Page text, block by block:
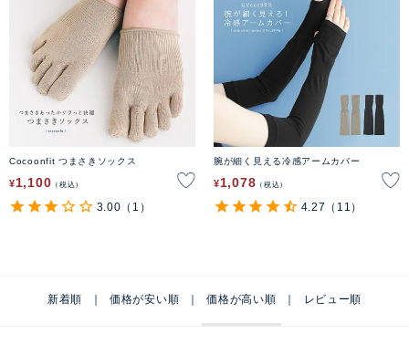
Cocoonfit つまさきソックス
¥1,100 税込
3.00 （1）
腕が細く見える冷感アームカバー
¥1,078 税込
4.27 （11）
新着順 価格が安い順 価格が高い順 レビュー順